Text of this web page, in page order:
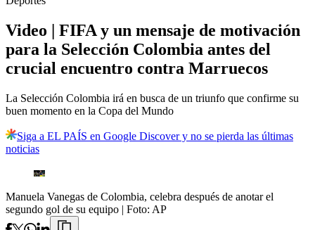
Video | FIFA y un mensaje de motivación
para la Selección Colombia antes del
crucial encuentro contra Marruecos
La Selección Colombia irá en busca de un triunfo que confirme su
buen momento en la Copa del Mundo
Siga a EL PAÍS en Google Discover y no se pierda las últimas
noticias
Manuela Vanegas de Colombia, celebra después de anotar el
segundo gol de su equipo | Foto: AP